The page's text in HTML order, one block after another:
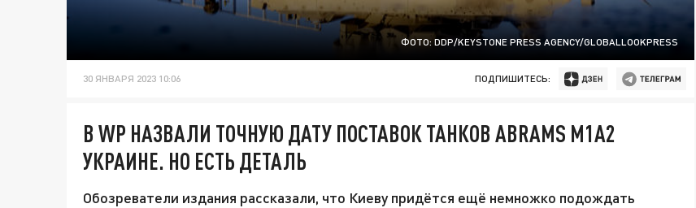
ФОТО: DDP/KEYSTONE PRESS AGENCY/GLOBALLOOKPRESS
30 ЯНВАРЯ 2023 10:06 ПОДПИШИТЕСЬ:
В WP НАЗВАЛИ ТОЧНУЮ ДАТУ ПОСТАВОК ТАНКОВ ABRAMS M1A2
УКРАИНЕ. НО ЕСТЬ ДЕТАЛЬ
Обозреватели издания рассказали, что Киеву придётся ещё немножко подождать